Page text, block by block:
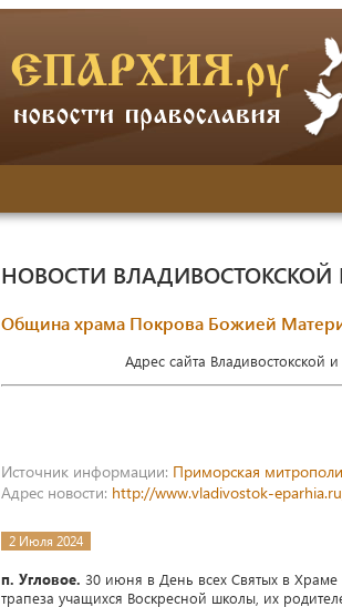
НОВОСТИ
Община храма Покрова Божией Матери
Адрес сайта Владивостокской
Источник информации: Приморская
Адрес новости: http://www.vladivostok-
2 Июля 2024
п. Угловое. 30 июня в День всех Святых в
трапеза учащихся Воскресной школы, их